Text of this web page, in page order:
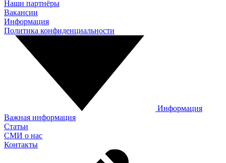
Наши партнёры
Вакансии
Информация
Политика конфиденциальности
Информация
Важная информация
Статьи
СМИ о нас
Контакты